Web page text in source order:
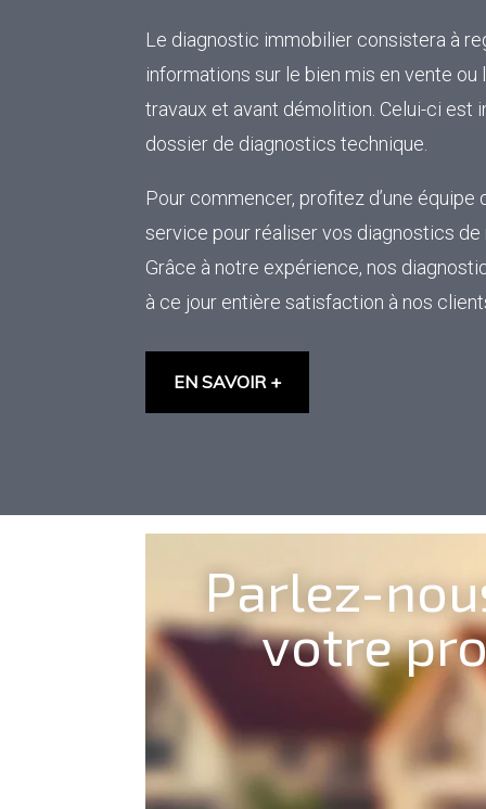
Le diagnostic immobilier consistera à
informations sur le bien mis en vente ou
travaux et avant démolition. Celui-ci est
dossier de diagnostics technique.
Pour commencer, profitez d’une
service pour réaliser vos diagnostics
Grâce à notre expérience, nos
à ce jour entière satisfaction à nos
EN SAVOIR +
Parlez-
votre